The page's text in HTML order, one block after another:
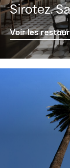
Sirotez.
Voir les